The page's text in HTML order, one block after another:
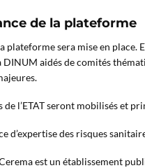
de la plateforme
plateforme sera mise en place.
DINUM aidés de comités
de l’ETAT seront mobilisés et
d’expertise des risques
est un établissement